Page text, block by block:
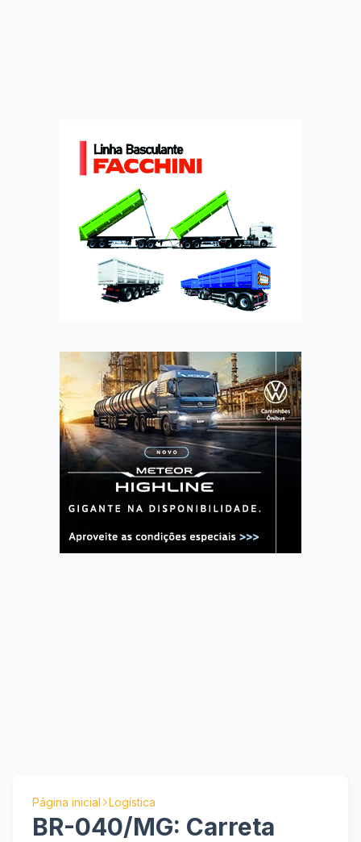
Página inicial Logística
BR-040/MG: Carreta